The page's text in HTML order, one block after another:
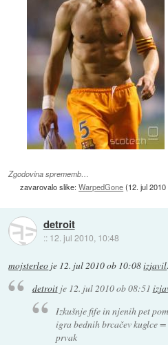
Zgodovina sprememb…
zavarovalo slike:WarpedGone(12. jul
detroit
:: 12. jul 2010, 10:48
mojsterleo je 12. jul 2010 ob 10:08izjavil
detroitje 12. jul 2010 ob 08:51
Izkušnje fife in njenih pet
igra bednih brcačev kuglce
prvak